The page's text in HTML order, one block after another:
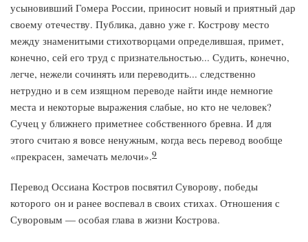
усыновивший Гомера России, приносит новый и приятный дар
своему отечеству. Публика, давно уже г. Кострову место
между знаменитыми стихотворцами определившая, примет,
конечно, сей его труд с признательностью... Судить, конечно,
легче, нежели сочинять или переводить... следственно
нетрудно и в сем изящном переводе найти инде немногие
места и некоторые выражения слабые, но кто не человек?
Сучец у ближнего приметнее собственного бревна. И для
этого считаю я вовсе ненужным, когда весь перевод вообще
«прекрасен, замечать мелочи».9
Перевод Оссиана Костров посвятил Суворову, победы
которого он и ранее воспевал в своих стихах. Отношения с
Суворовым — особая глава в жизни Кострова.